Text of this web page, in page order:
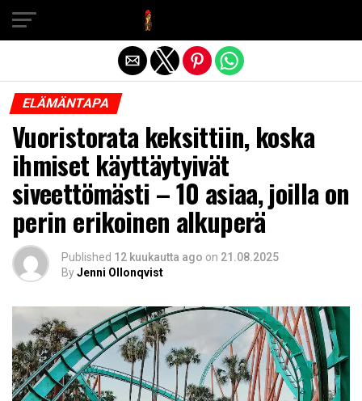
ELÄMÄNTAPA
Vuoristorata keksittiin, koska
ihmiset käyttäytyivät
siveettömästi – 10 asiaa, joilla on
perin erikoinen alkuperä
Published 12 kuukautta ago on 21.08.2025
ByJenni Ollonqvist
Exit mobile version